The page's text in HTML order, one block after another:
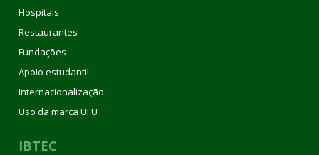
Hospitais
Restaurantes
Fundações
Apoio estudantil
Internacionalização
Uso da marca UFU
IBTEC